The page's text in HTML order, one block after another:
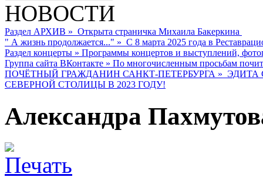
НОВОСТИ
Раздел АРХИВ » Открыта страничка Михаила Бакеркина
" А жизнь продолжается..." » С 8 марта 2025 года в
Раздел концерты » Программы концертов и выступлений,
Группа сайта ВКонтакте » По многочисленным просьбам
ПОЧЁТНЫЙ ГРАЖДАНИН САНКТ-ПЕТЕРБУРГА » ЭДИТА
СЕВЕРНОЙ СТОЛИЦЫ В 2023 ГОДУ!
Александра